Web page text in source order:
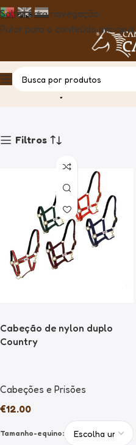
Saltar para navegação
Pular para o conteúdo principal
CountryCasa Produto
Filtros
Cabeção de nylon duplo
Country
Cabeções e Prisões
€12.00
Tamanho-equino: